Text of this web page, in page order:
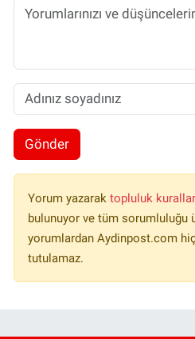
Gönder
Yorum yazarak topluluk
bulunuyor ve tüm sorumluluğu
yorumlardan Aydinpost.com
tutulamaz.